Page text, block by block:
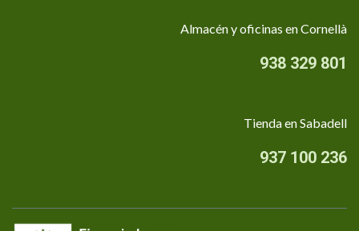
Almacén y oficinas en Cornellà
938 329 801
Tienda en Sabadell
937 100 236